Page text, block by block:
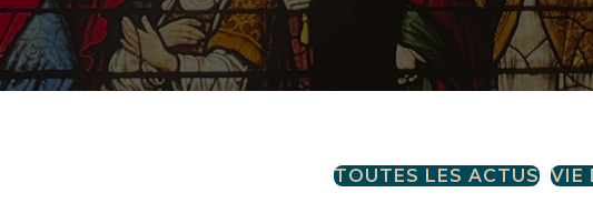
TOUTES LES ACTUS VIE